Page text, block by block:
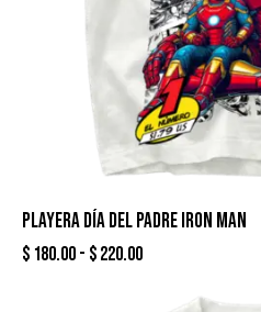
PLAYERA DÍA DEL PADRE IRON MAN
$ 180.00- $220.00